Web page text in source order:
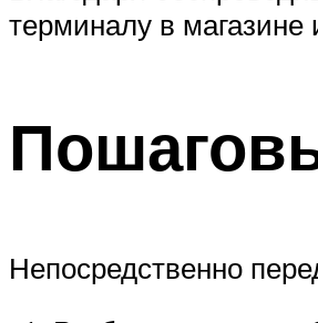
терминалу в магазине
Непосредственно